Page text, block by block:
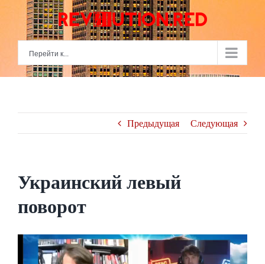
content
Перейти к...
Предыдущая Следующая
Украинский левый
поворот